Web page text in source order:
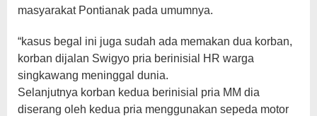
masyarakat Pontianak pada umumnya.
“kasus begal ini juga sudah ada memakan dua korban,
korban dijalan Swigyo pria berinisial HR warga
singkawang meninggal dunia.
Selanjutnya korban kedua berinisial pria MM dia
diserang oleh kedua pria menggunakan sepeda motor